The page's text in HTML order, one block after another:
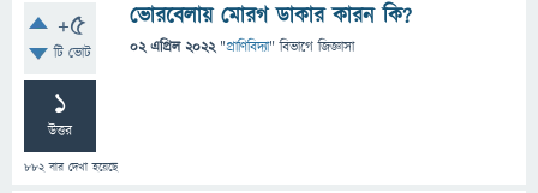
+5
টি ভোট
1
উত্তর
882বার দেখা হয়েছে
ভোরবেলায় মোরগ ডাকার কারন কি?
02 এপ্রিল 2022 "প্রাণিবিদ্যা" বিভাগে জিজ্ঞাসা